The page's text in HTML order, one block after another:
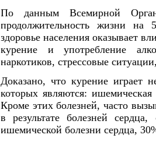
По данным Всемирной
продолжительность жизни на
здоровье населения оказывает
курение и употребление
наркотиков, стрессовые
Доказано, что курение играет
которых являются:
Кроме этих болезней, часто
в результате болезней
ишемической болезни сердца,